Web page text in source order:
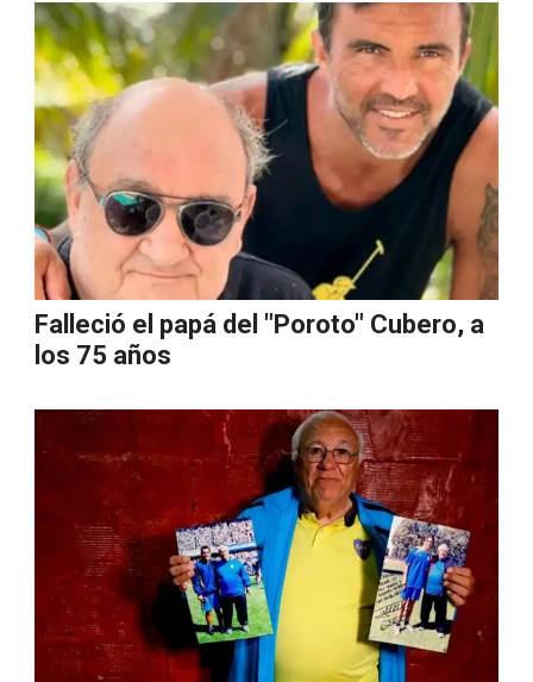
Falleció el papá del "Poroto" Cubero, a
los 75 años